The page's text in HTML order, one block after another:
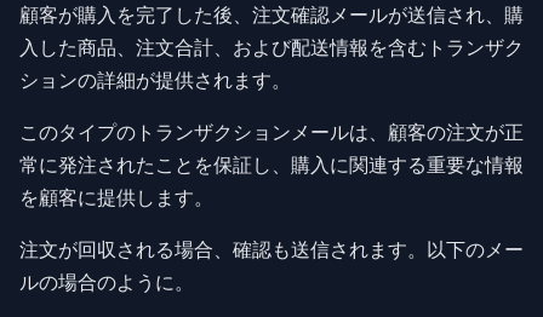
顧客が購入を完了した後、注文確認メールが送信され、購
入した商品、注文合計、および配送情報を含むトランザク
ションの詳細が提供されます。
このタイプのトランザクションメールは、顧客の注文が正
常に発注されたことを保証し、購入に関連する重要な情報
を顧客に提供します。
注文が回収される場合、確認も送信されます。以下のメー
ルの場合のように。